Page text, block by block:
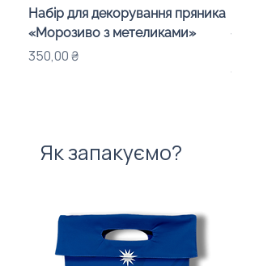
Набір для декорування пряника
«Морозиво з метеликами»
Ціна
350,00 ₴
Ціна
1
Як запакуємо?